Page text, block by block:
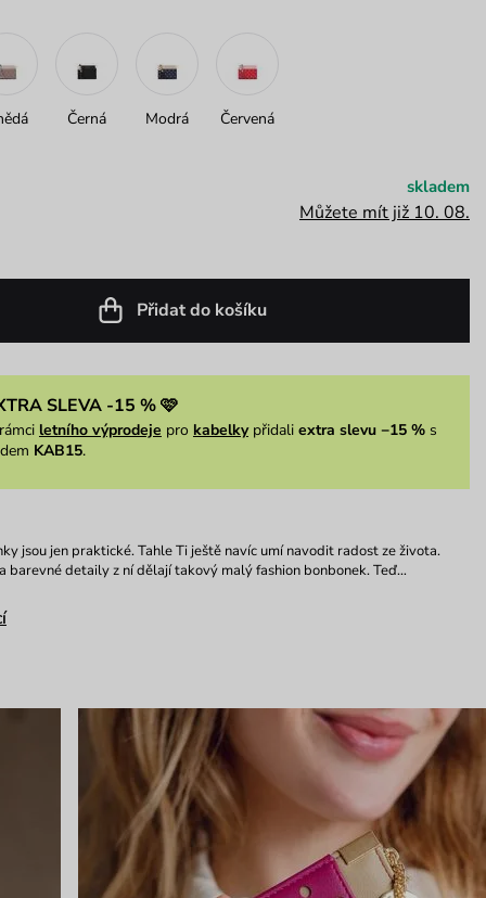
Černá Modrá Červená
skladem
Můžete mít již 10. 08.
Přidat do košíku
SLEVA -15 % 🩷
letního výprodeje pro kabelkypřidali extra slevu −15 %s
KAB15.
jsou jen praktické. Tahle Ti ještě navíc umí navodit radost ze života.
barevné detaily z ní dělají takový malý fashion bonbonek. Teď…